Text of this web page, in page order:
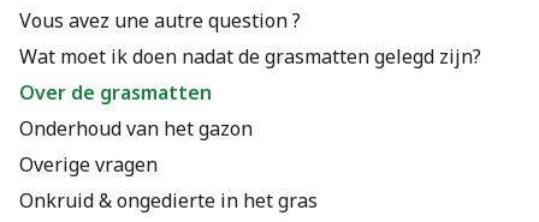
Vous avez une autre question ?
Wat moet ik doen nadat de grasmatten gelegd zijn?
Over de grasmatten
Onderhoud van het gazon
Overige vragen
Onkruid & ongedierte in het gras